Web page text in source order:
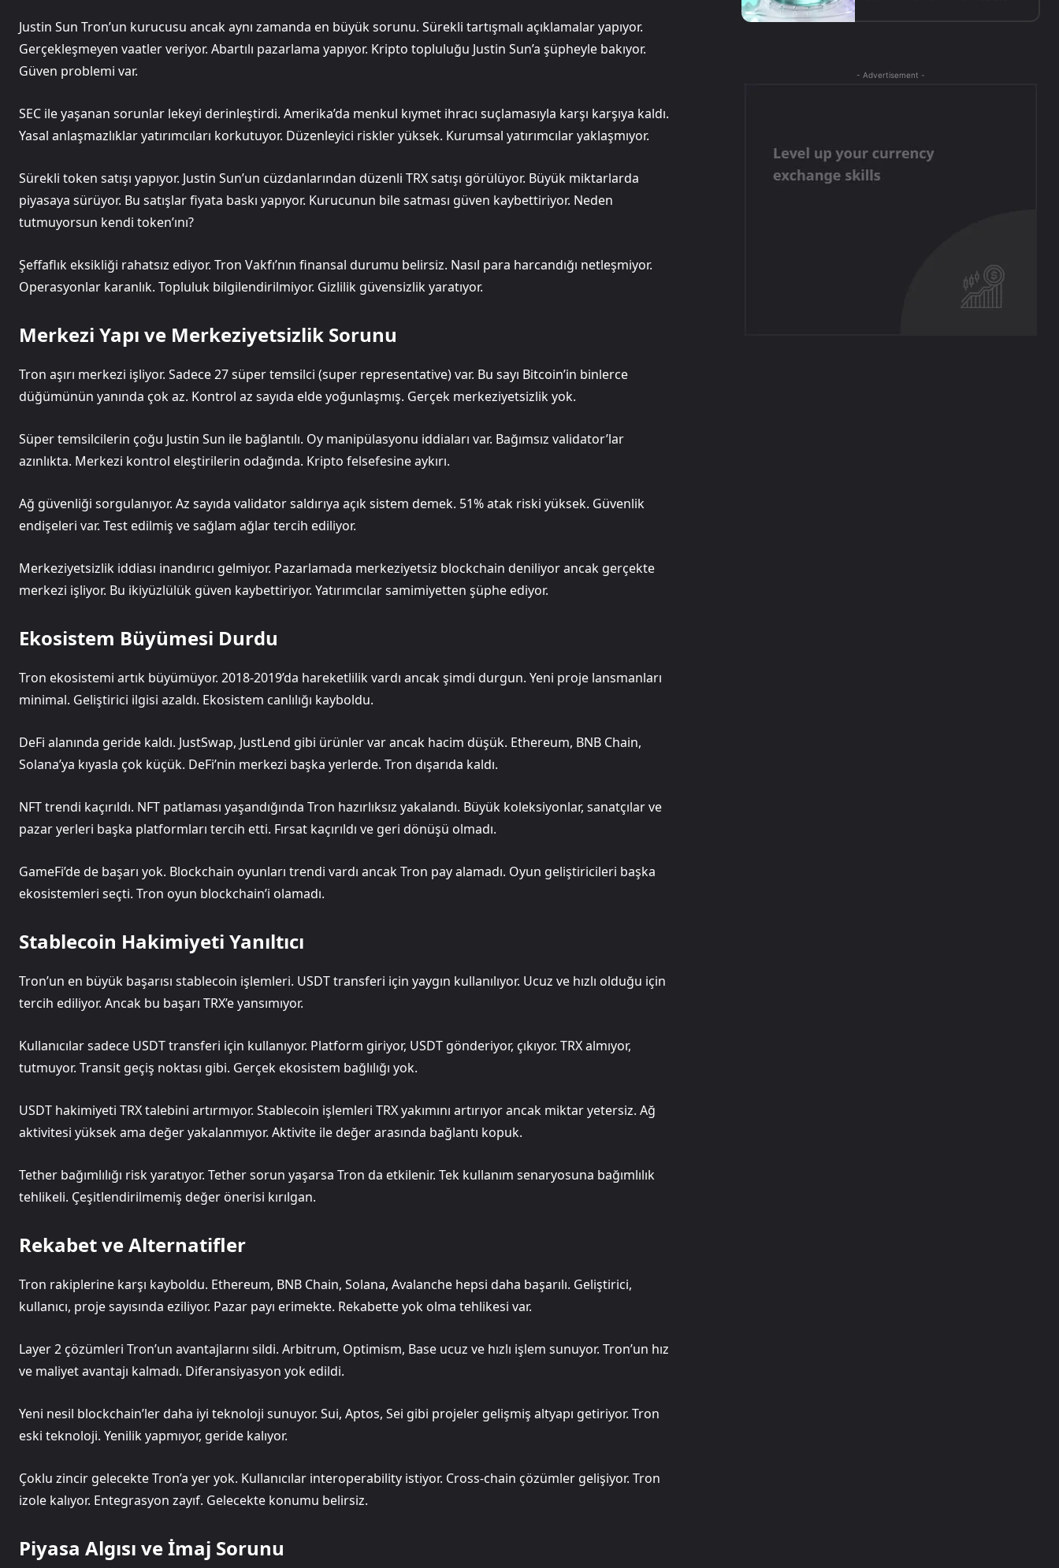
Justin Sun Tron’un kurucusu ancak aynı zamanda en büyük sorunu. Sürekli tartışmalı açıklamalar yapıyor.
Gerçekleşmeyen vaatler veriyor. Abartılı pazarlama yapıyor. Kripto topluluğu Justin Sun’a şüpheyle bakıyor.
Güven problemi var.
SEC ile yaşanan sorunlar lekeyi derinleştirdi. Amerika’da menkul kıymet ihracı suçlamasıyla karşı karşıya kaldı.
Yasal anlaşmazlıklar yatırımcıları korkutuyor. Düzenleyici riskler yüksek. Kurumsal yatırımcılar yaklaşmıyor.
Sürekli token satışı yapıyor. Justin Sun’un cüzdanlarından düzenli TRX satışı görülüyor. Büyük miktarlarda
piyasaya sürüyor. Bu satışlar fiyata baskı yapıyor. Kurucunun bile satması güven kaybettiriyor. Neden
tutmuyorsun kendi token’ını?
Şeffaflık eksikliği rahatsız ediyor. Tron Vakfı’nın finansal durumu belirsiz. Nasıl para harcandığı netleşmiyor.
Operasyonlar karanlık. Topluluk bilgilendirilmiyor. Gizlilik güvensizlik yaratıyor.
Merkezi Yapı ve Merkeziyetsizlik Sorunu
Tron aşırı merkezi işliyor. Sadece 27 süper temsilci (super representative) var. Bu sayı Bitcoin’in binlerce
düğümünün yanında çok az. Kontrol az sayıda elde yoğunlaşmış. Gerçek merkeziyetsizlik yok.
Süper temsilcilerin çoğu Justin Sun ile bağlantılı. Oy manipülasyonu iddiaları var. Bağımsız validator’lar
azınlıkta. Merkezi kontrol eleştirilerin odağında. Kripto felsefesine aykırı.
Ağ güvenliği sorgulanıyor. Az sayıda validator saldırıya açık sistem demek. 51% atak riski yüksek. Güvenlik
endişeleri var. Test edilmiş ve sağlam ağlar tercih ediliyor.
Merkeziyetsizlik iddiası inandırıcı gelmiyor. Pazarlamada merkeziyetsiz blockchain deniliyor ancak gerçekte
merkezi işliyor. Bu ikiyüzlülük güven kaybettiriyor. Yatırımcılar samimiyetten şüphe ediyor.
Ekosistem Büyümesi Durdu
Tron ekosistemi artık büyümüyor. 2018-2019’da hareketlilik vardı ancak şimdi durgun. Yeni proje lansmanları
minimal. Geliştirici ilgisi azaldı. Ekosistem canlılığı kayboldu.
DeFi alanında geride kaldı. JustSwap, JustLend gibi ürünler var ancak hacim düşük. Ethereum, BNB Chain,
Solana’ya kıyasla çok küçük. DeFi’nin merkezi başka yerlerde. Tron dışarıda kaldı.
NFT trendi kaçırıldı. NFT patlaması yaşandığında Tron hazırlıksız yakalandı. Büyük koleksiyonlar, sanatçılar ve
pazar yerleri başka platformları tercih etti. Fırsat kaçırıldı ve geri dönüşü olmadı.
GameFi’de de başarı yok. Blockchain oyunları trendi vardı ancak Tron pay alamadı. Oyun geliştiricileri başka
ekosistemleri seçti. Tron oyun blockchain’i olamadı.
Stablecoin Hakimiyeti Yanıltıcı
Tron’un en büyük başarısı stablecoin işlemleri. USDT transferi için yaygın kullanılıyor. Ucuz ve hızlı olduğu için
tercih ediliyor. Ancak bu başarı TRX’e yansımıyor.
Kullanıcılar sadece USDT transferi için kullanıyor. Platform giriyor, USDT gönderiyor, çıkıyor. TRX almıyor,
tutmuyor. Transit geçiş noktası gibi. Gerçek ekosistem bağlılığı yok.
USDT hakimiyeti TRX talebini artırmıyor. Stablecoin işlemleri TRX yakımını artırıyor ancak miktar yetersiz. Ağ
aktivitesi yüksek ama değer yakalanmıyor. Aktivite ile değer arasında bağlantı kopuk.
Tether bağımlılığı risk yaratıyor. Tether sorun yaşarsa Tron da etkilenir. Tek kullanım senaryosuna bağımlılık
tehlikeli. Çeşitlendirilmemiş değer önerisi kırılgan.
Rekabet ve Alternatifler
Tron rakiplerine karşı kayboldu. Ethereum, BNB Chain, Solana, Avalanche hepsi daha başarılı. Geliştirici,
kullanıcı, proje sayısında eziliyor. Pazar payı erimekte. Rekabette yok olma tehlikesi var.
Layer 2 çözümleri Tron’un avantajlarını sildi. Arbitrum, Optimism, Base ucuz ve hızlı işlem sunuyor. Tron’un hız
ve maliyet avantajı kalmadı. Diferansiyasyon yok edildi.
Yeni nesil blockchain’ler daha iyi teknoloji sunuyor. Sui, Aptos, Sei gibi projeler gelişmiş altyapı getiriyor. Tron
eski teknoloji. Yenilik yapmıyor, geride kalıyor.
Çoklu zincir gelecekte Tron’a yer yok. Kullanıcılar interoperability istiyor. Cross-chain çözümler gelişiyor. Tron
izole kalıyor. Entegrasyon zayıf. Gelecekte konumu belirsiz.
Piyasa Algısı ve İmaj Sorunu
- Advertisement -